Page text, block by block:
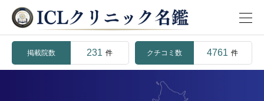
掲載院数 231 件 クチコミ数 4761 件